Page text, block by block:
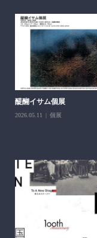
醍醐イサム個展
2026.05.11 個展